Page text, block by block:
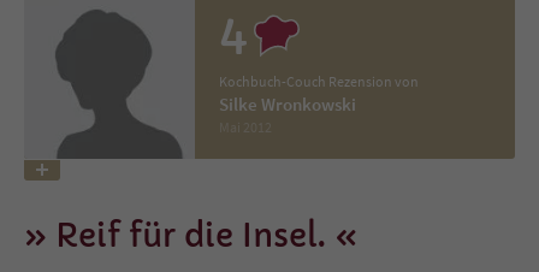
4
Kochbuch-Couch Rezension von
Silke Wronkowski
Reif für die Insel.
Laufzeit
Zweck Cookie für Kommentare einzelner Buchtitel
Anbieter Literatur-Couch Medien GmbH & Co. KG